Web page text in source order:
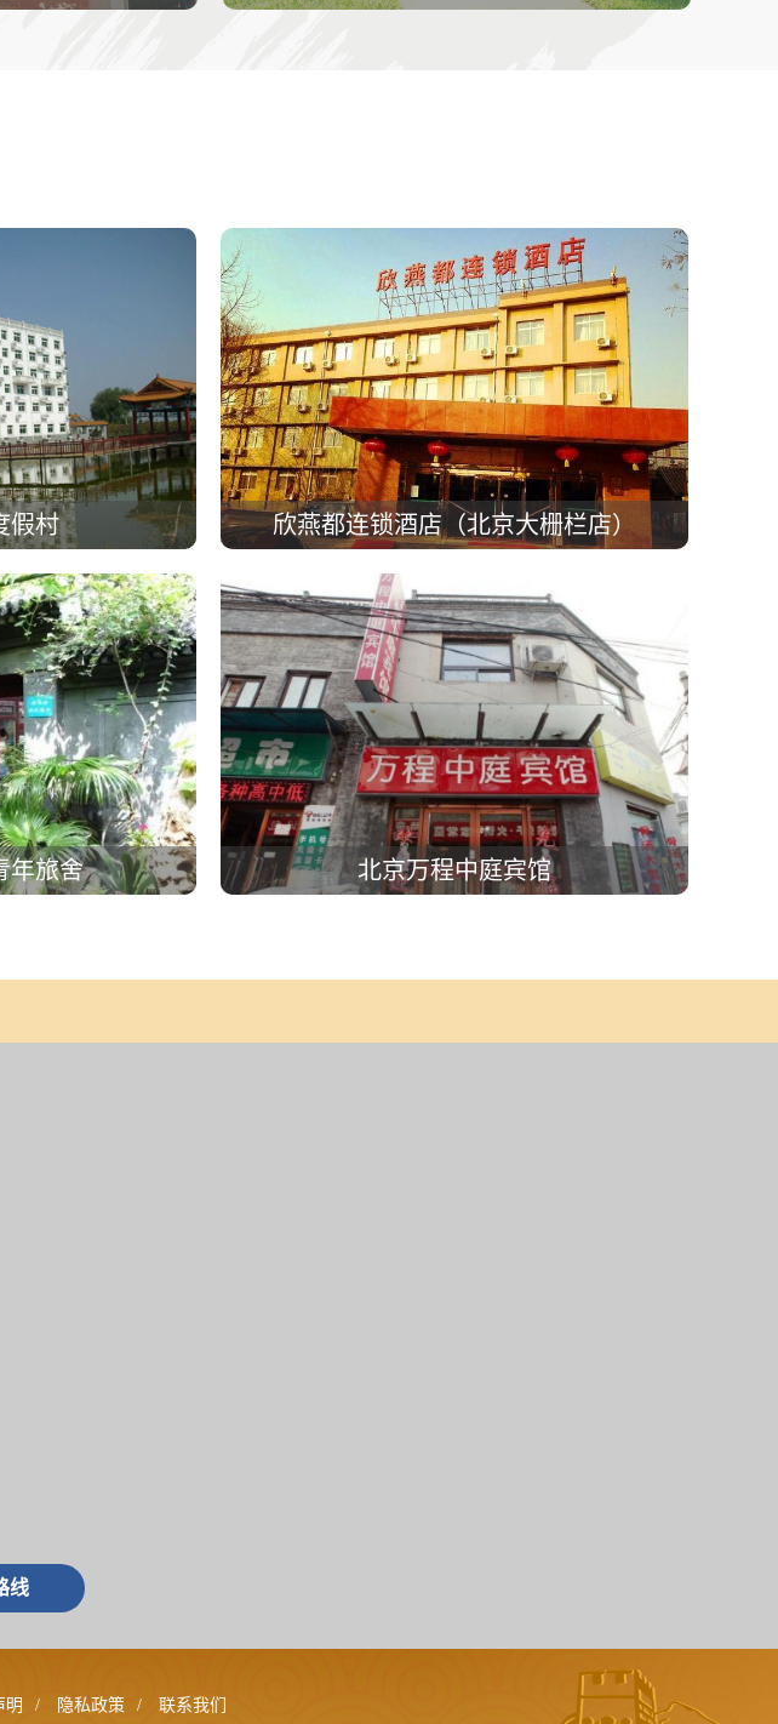
假村 欣燕都连锁酒店（北京大栅栏店）
年旅舍 北京万程中庭宾馆
线
明 / 隐私政策 / 联系我们